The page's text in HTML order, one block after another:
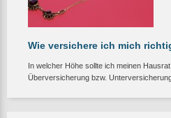
Wie versichere ich mich
In welcher Höhe sollte ich meinen
Überversicherung bzw.